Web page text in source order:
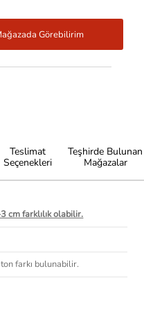
Görebilirim
Teslimat
Seçenekleri
Teşhirde Bulunan
Mağazalar
cm farklılık olabilir.
farkı bulunabilir.